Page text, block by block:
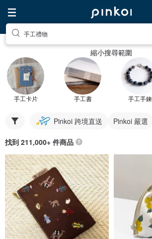
手工禮物
縮小搜尋範圍
手工卡片 手工書 手工手鍊
Pinkoi 跨境直送 Pinkoi 嚴選
找到 211,000+ 件商品